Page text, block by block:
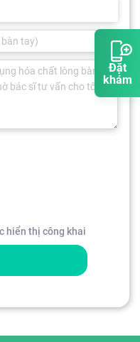
Đặt
khám
hiển thị công khai